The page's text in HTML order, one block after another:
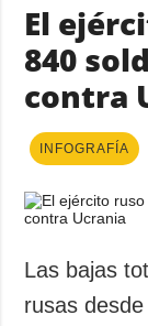
El
840
contra
INFOGRAFÍA
Las bajas
rusas